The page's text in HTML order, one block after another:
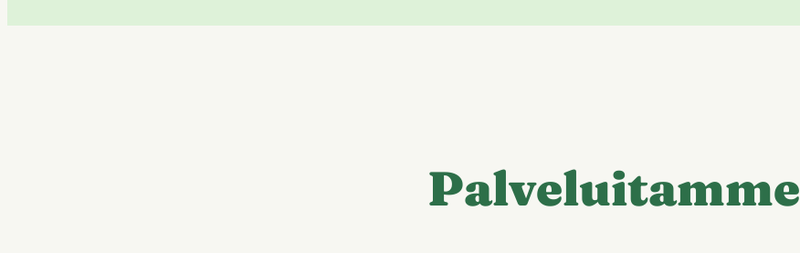
Palveluitamme